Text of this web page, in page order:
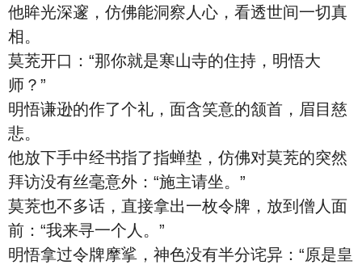
他眸光深邃，仿佛能洞察人心，看透世间一切真
相。
莫茺开口：“那你就是寒山寺的住持，明悟大
师？”
明悟谦逊的作了个礼，面含笑意的颔首，眉目慈
悲。
他放下手中经书指了指蝉垫，仿佛对莫茺的突然
拜访没有丝毫意外：“施主请坐。”
莫茺也不多话，直接拿出一枚令牌，放到僧人面
前：“我来寻一个人。”
明悟拿过令牌摩挲，神色没有半分诧异：“原是皇